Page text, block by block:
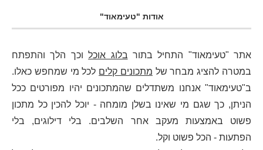
אודות "טעימאוד"
אתר "טעימאוד" התחיל בתור בלוג אוכלוכך הלך והתפתח
במטרה להציג מבחר של מתכונים קלים לכל מי שמחפש כאלו.
ב"טעימאוד" אנחנו משתדלים שהמתכונים יהיו מפורטים ככל
הניתן, כך שגם מי שאינו בשלן מומחה - יוכל להכין כל מתכון
פשוט באמצעות מעקב אחר השלבים. בלי דילוגים, בלי
הפתעות - הכל פשוט וקל.